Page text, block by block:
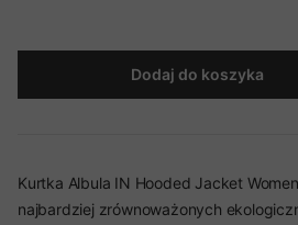
Dodaj do koszyka
Kurtka Albula IN Hooded Jacket
najbardziej zrównoważonych